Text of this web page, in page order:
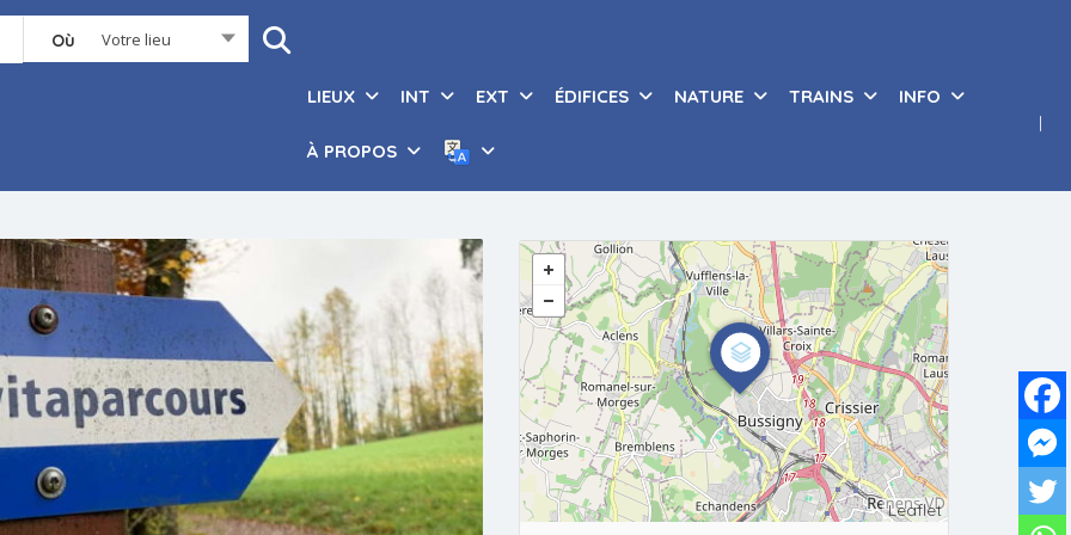
Où Votre lieu
LIEUX INT EXT ÉDIFICES NATURE TRAINS INFO
À PROPOS
Leaflet